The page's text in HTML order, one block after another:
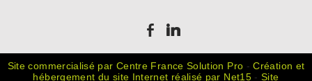
Site commercialisé par Centre France Solution Pro -Création et
hébergement du site Internet réalisé par Net15 -Site